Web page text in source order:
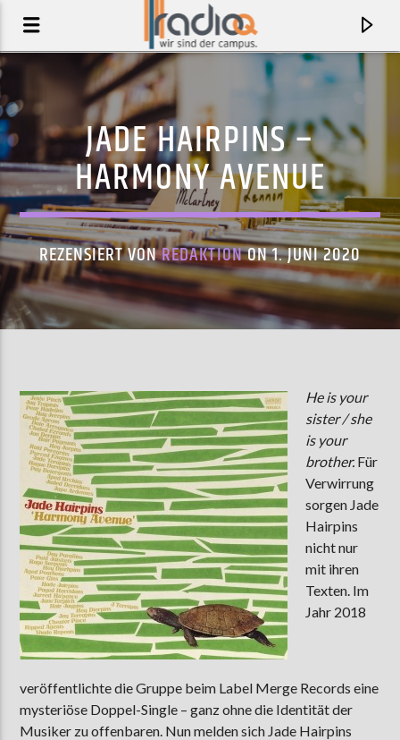
PANDA BEAR
AKTUELLE SENDUNG
LIVE VON DER AUSZÄHLUNG
09:00 12:00
ZU HÖREN INMünster90,9 MHzSteinfurt103,9 MHz
JADE HAIRPINS –
HARMONY AVENUE
REZENSIERT VONREDAKTIONON 1. JUNI 2020
He is your
sister / she
is your
brother. Für
Verwirrung
sorgen Jade
Hairpins
nicht nur
mit ihren
Texten. Im
Jahr 2018
veröffentlichte die Gruppe beim Label Merge Records eine
mysteriöse Doppel-Single – ganz ohne die Identität der
Musiker zu offenbaren. Nun melden sich Jade Hairpins